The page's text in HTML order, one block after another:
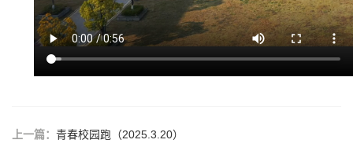
上一篇： 青春校园跑（2025.3.20）